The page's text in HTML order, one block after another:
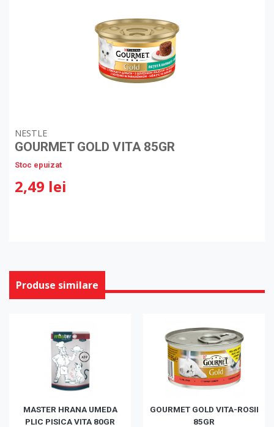
NESTLE
GOURMET GOLD VITA 85GR
Stoc epuizat
2,49 lei
Produse similare
MASTER HRANA UMEDA
PLIC PISICA VITA 80GR
GOURMET GOLD VITA-ROSII
85GR